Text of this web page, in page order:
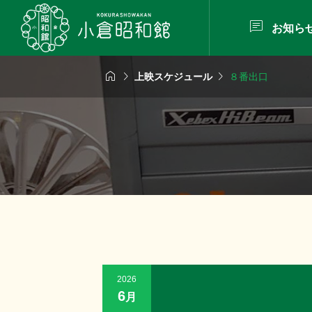
 お知ら
  上映スケジュール ８番出口
2026
6月